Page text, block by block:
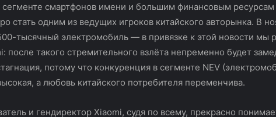
сегменте смартфонов имени и большим финансовым ресурсам
стать одним из ведущих игроков китайского авторынка. В
тысячный электромобиль — в привязке к этой новости мы
после такого стремительного взлёта непременно будет
потому что конкуренция в сегменте NEV
а любовь китайского потребителя переменчива.
и гендиректор Xiaomi, судя по всему, прекрасно